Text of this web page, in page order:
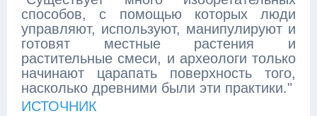
способов, с помощью которых люди
управляют, используют, манипулируют и
готовят местные растения и
растительные смеси, и археологи только
начинают царапать поверхность того,
насколько древними были эти практики."
ИСТОЧНИК